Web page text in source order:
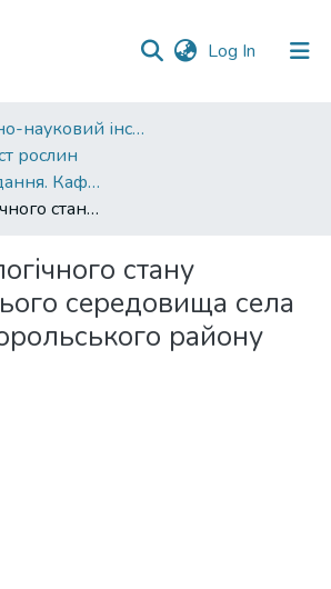
Log In (current)
Навчально-науковий інститут агротехнологій, селекції та екології
рослин
Друковані видання. Кафедра захист рослин
Аналіз екологічного стану навколишнього середовища села Вишневе Хорольського району
стану
середовища села
району